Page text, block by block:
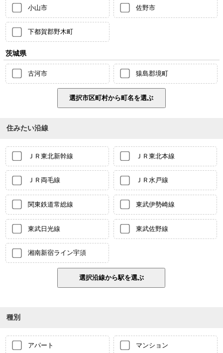
小山市 佐野市
下都賀郡野木町
茨城県
古河市 猿島郡境町
住みたい沿線
ＪＲ東北新幹線 ＪＲ東北本線
ＪＲ両毛線 ＪＲ水戸線
関東鉄道常総線 東武伊勢崎線
東武日光線 東武佐野線
湘南新宿ライン宇須
種別
アパート マンション